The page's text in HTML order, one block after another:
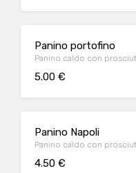
Panino portofino
Panino caldo con
5.00 €
Panino Napoli
Panino caldo con
4.50 €